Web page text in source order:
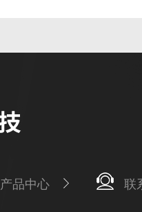
产品中心 联